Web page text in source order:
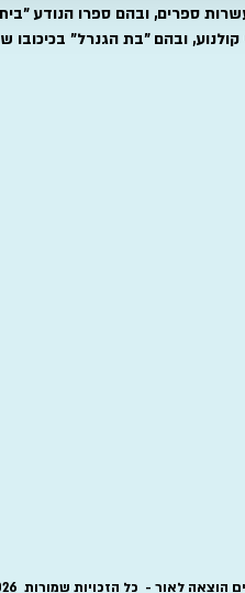
ספרים, ובהם ספרו הנודע
ובהם "בת הגנרל" בכיכובו